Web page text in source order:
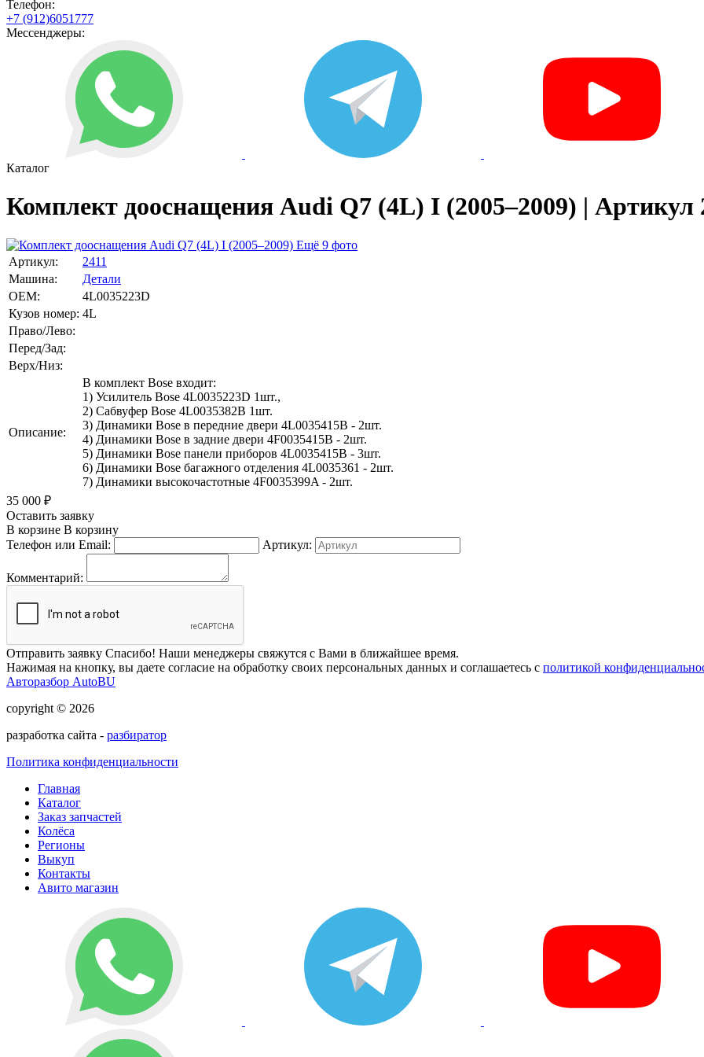
Телефон:
+7 (912)6051777
Мессенджеры:
Каталог
Комплект дооснащения Audi Q7 (4L) I (2005–2009) | Артикул
Ещё 9 фото
Артикул:
2411
Машина:
Детали
OEM:
4L0035223D
Кузов номер: 4L
Право/Лево:
Перед/Зад:
Верх/Низ:
Описание:
В комплект Bose входит:
1) Усилитель Bose 4L0035223D 1шт.,
2) Сабвуфер Bose 4L0035382B 1шт.
3) Динамики Bose в передние двери 4L0035415B - 2шт.
4) Динамики Bose в задние двери 4F0035415B - 2шт.
5) Динамики Bose панели приборов 4L0035415B - 3шт.
6) Динамики Bose багажного отделения 4L0035361 - 2шт.
7) Динамики высокочастотные 4F0035399A - 2шт.
35 000 ₽
Оставить заявку
В корзине В корзину
Телефон или Email:
Артикул:
Комментарий:
Отправить заявку Спасибо! Наши менеджеры свяжутся с Вами в ближайшее время.
Нажимая на кнопку, вы даете согласие на обработку своих персональных данных и соглашаетесь с политикой
Авторазбор AutoBU
copyright © 2026
разработка сайта - разбиратор
Политика конфиденциальности
Главная
Каталог
Заказ запчастей
Колёса
Регионы
Выкуп
Контакты
Авито магазин